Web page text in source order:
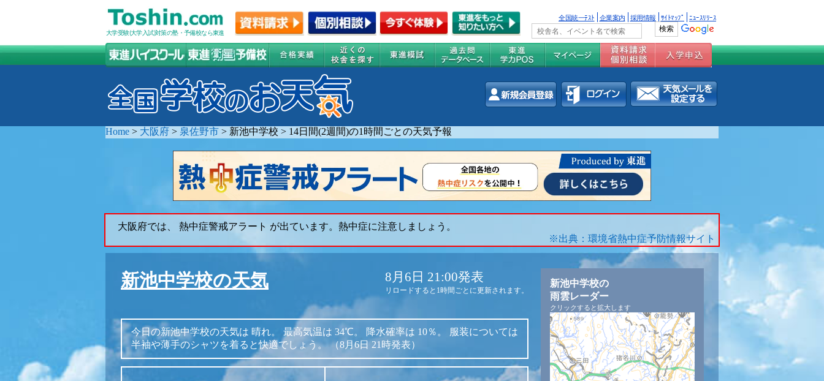
大学受験(大学入試)対策の塾・予備校なら東進
全国統一ﾃｽﾄ 企業案内 採用情報 ｻｲﾄﾏｯﾌﾟ ﾆｭｰｽﾘﾘｰｽ
Home > 大阪府 > 泉佐野市 > 新池中学校 > 14日間(2週間)の1時間ごとの天気予報
大阪府では、 熱中症警戒アラート が出ています。熱中症に注意しましょう。
※出典：環境省熱中症予防情報サイト
新池中学校の天気 8月6日 21:00発表
リロードすると1時間ごとに更新されます。
今日の新池中学校の天気は 晴れ。 最高気温は 34℃。 降水確率は 10％。
服装については
半袖や薄手のシャツを着ると快適でしょう。（8月6日 21時発表）
新池中学校の
雨雲レーダー
クリックすると拡大します